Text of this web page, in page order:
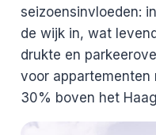
seizoensinvloeden:
de wijk in, wat
drukte en
voor
30% boven het